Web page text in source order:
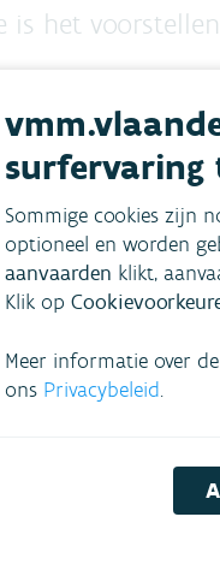
is het
surfervaring
Sommige cookies zijn
optioneel en worden
aanvaarden klikt,
Klik op
Meer informatie over
ons Privacybeleid.